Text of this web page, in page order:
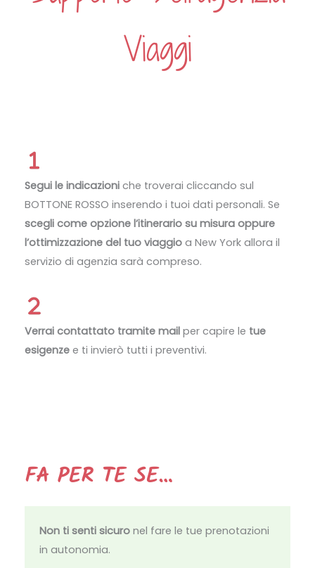
Viaggi
Segui le indicazioniche troverai cliccando sul
BOTTONE ROSSO inserendo i tuoi dati personali. Se
scegli come opzione l’itinerario su misura oppure
l’ottimizzazione del tuo viaggioa New York allora il
servizio di agenzia sarà compreso.
Verrai contattato tramite mail per capire le tue
esigenzee ti invierò tutti i preventivi.
FA PER TE SE…
Non ti senti sicuronel fare le tue prenotazioni
in autonomia.